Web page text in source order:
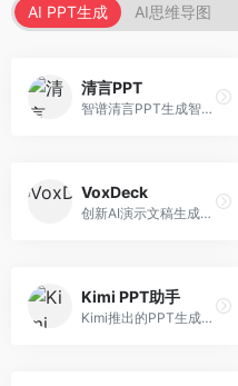
AI PPT生成 AI思维导图
清言PPT
智谱清言PPT生成智能体，基于GLM大模型。面向智谱用户，支持对话生成PPT、内容优化等服务，与智谱生态深度整合。
VoxDeck
创新AI演示文稿生成工具，支持语音交互创作。面向职场人士，支持语音输入、PPT生成、内容优化等功能，语音创作体验便捷。
Kimi PPT助手
Kimi推出的PPT生成智能体，整合长文本处理能力。面向职场人士和学生，支持文档解析、PPT生成、内容优化等服务，与Kimi生态深度整合。